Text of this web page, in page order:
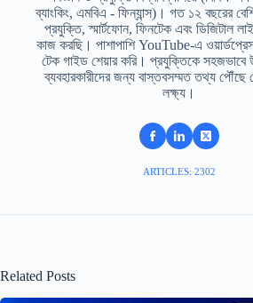
ব্যাংকিং, এমবিএ - ফিন্যান্স)। গত ১২ বছরের
প্রযুক্তি, স্মার্টফোন, ফিনটেক এবং ডিজিটাল
কাজ করছি। পাশাপাশি YouTube-এ
টেক গাইড শেয়ার করি। প্রযুক্তিকে সহজভাবে
ব্যবহারকারীদের জন্য বাস্তবসম্মত তথ্য পৌঁছে
লক্ষ্য।
ARTICLES: 2302
Related Posts